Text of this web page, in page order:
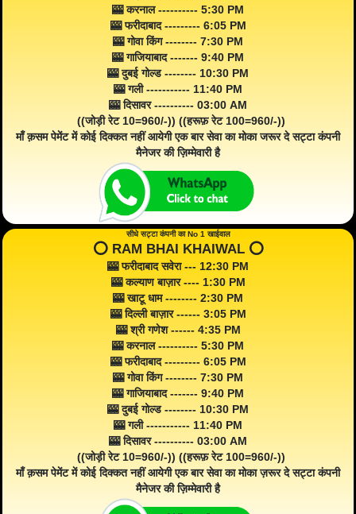
🎰 करनाल ---------- 5:30 PM
🎰 फरीदाबाद --------- 6:05 PM
🎰 गोवा किंग -------- 7:30 PM
🎰 गाजियाबाद ------- 9:40 PM
🎰 दुबई गोल्ड -------- 10:30 PM
🎰 गली ----------- 11:40 PM
🎰 दिसावर ---------- 03:00 AM
((जोड़ी रेट 10=960/-)) ((हरूफ़ रेट 100=960/-))
माँ क़सम पेमेंट में कोई दिक्कत नहीं आयेगी एक बार सेवा का मोका जरूर दे सट्टा कंपनी
मैनेजर की ज़िम्मेवारी है
सीधे सट्टा कंपनी का No 1 खाईवाल
⭕️ RAM BHAI KHAIWAL ⭕️
🎰 फरीदाबाद सवेरा --- 12:30 PM
🎰 कल्याण बाज़ार ---- 1:30 PM
🎰 खाटू धाम -------- 2:30 PM
🎰 दिल्ली बाज़ार ------ 3:05 PM
🎰 श्री गणेश ------ 4:35 PM
🎰 करनाल ---------- 5:30 PM
🎰 फरीदाबाद --------- 6:05 PM
🎰 गोवा किंग -------- 7:30 PM
🎰 गाजियाबाद ------- 9:40 PM
🎰 दुबई गोल्ड -------- 10:30 PM
🎰 गली ----------- 11:40 PM
🎰 दिसावर ---------- 03:00 AM
((जोड़ी रेट 10=960/-)) ((हरूफ़ रेट 100=960/-))
माँ क़सम पेमेंट में कोई दिक्कत नहीं आयेगी एक बार सेवा का मोका ज़रूर दे सट्टा कंपनी
मैनेजर की ज़िम्मेवारी है